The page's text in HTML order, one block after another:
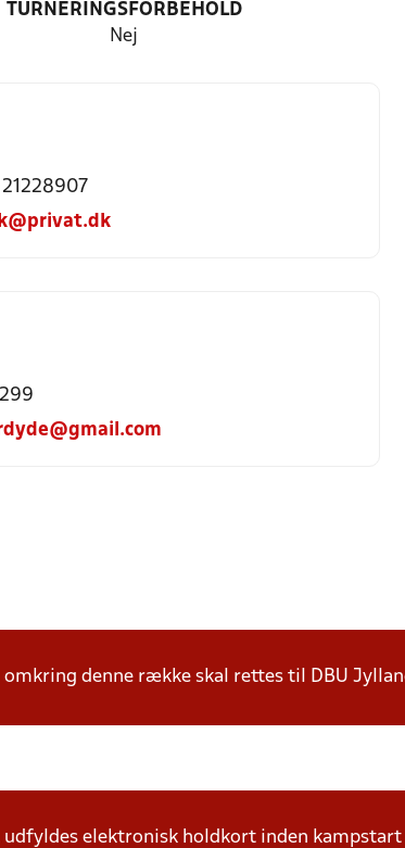
TURNERINGSFORBEHOLD
Nej
omkring denne række skal rettes til DBU
udfyldes elektronisk holdkort inden